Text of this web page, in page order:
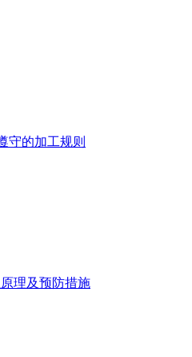
守的加工规则
理及预防措施